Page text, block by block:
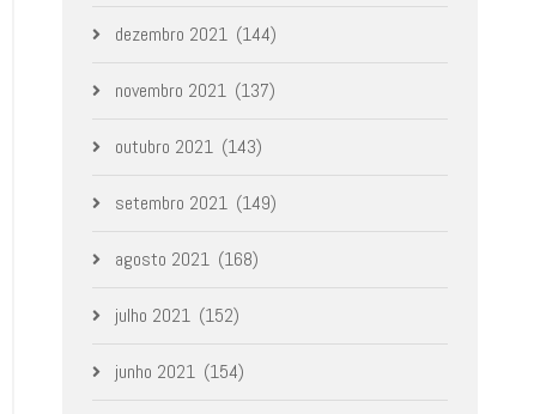
dezembro 2021 (144)
novembro 2021 (137)
outubro 2021 (143)
setembro 2021 (149)
agosto 2021 (168)
julho 2021 (152)
junho 2021 (154)